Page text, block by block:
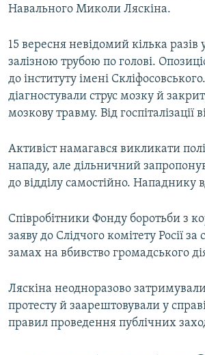
Навального Миколи Ляскіна.
15 вересня невідомий кілька разів
залізною трубою по голові.
до інституту імені
діагностували струс мозку й
мозкову травму. Від госпіталізації
Активіст намагався викликати
нападу, але дільничний
до відділу самостійно. Нападнику
Співробітники Фонду боротьби з
заяву до Слідчого комітету Росії за
замах на вбивство громадського
Ляскіна неодноразово
протесту й заарештовували у
правил проведення публічних